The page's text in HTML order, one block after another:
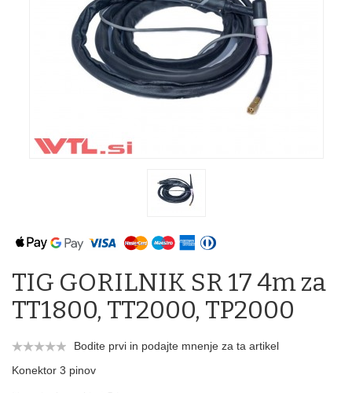
TIG GORILNIK SR 17 4m za
TT1800, TT2000, TP2000
Bodite prvi in podajte mnenje za ta artikel
Konektor 3 pinov